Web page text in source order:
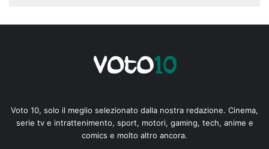
Voto 10, solo il meglio selezionato dalla nostra redazione. Cinema,
serie tv e intrattenimento, sport, motori, gaming, tech, anime e
comics e molto altro ancora.